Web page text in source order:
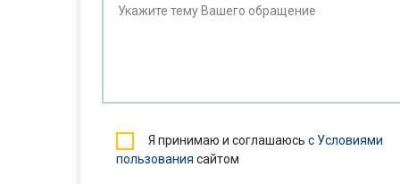
Я принимаю и соглашаюсь с Условиями
пользования сайтом